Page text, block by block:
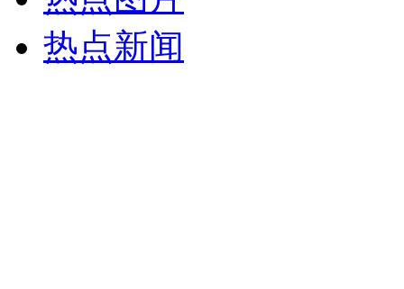
热点新闻